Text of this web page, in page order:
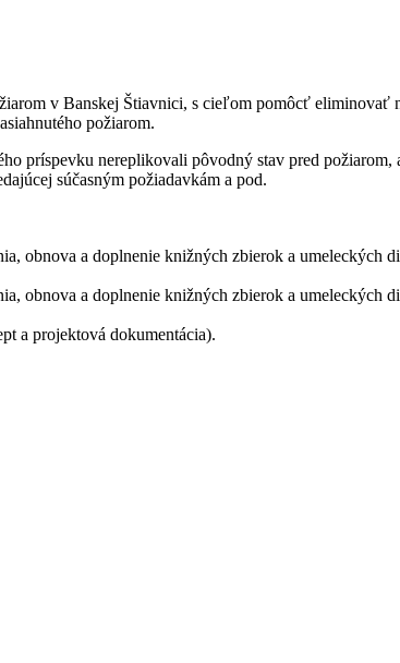
v Banskej Štiavnici, s cieľom pomôcť eliminovať
požiarom.
príspevku nereplikovali pôvodný stav pred
súčasným požiadavkám a pod.
obnova a doplnenie knižných zbierok a umeleckých
obnova a doplnenie knižných zbierok a umeleckých
a projektová dokumentácia).